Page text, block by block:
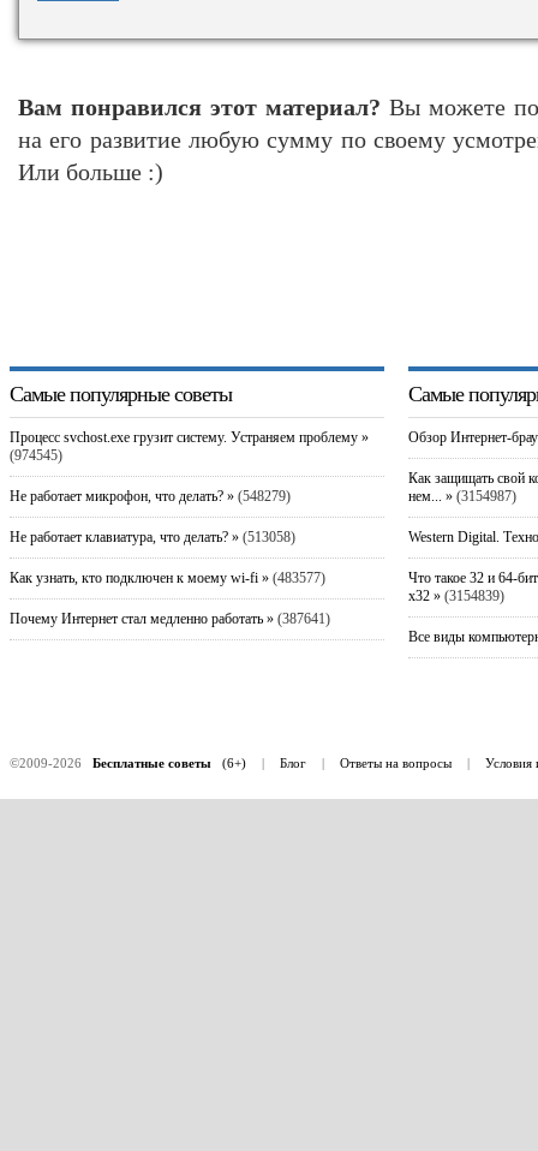
Вам понравился этот материал? Вы можете
на его развитие любую сумму по своему
Или больше :)
Самые популярные советы
Процесс svchost.exe грузит систему. Устраняем проблему »
(974545)
Не работает микрофон, что делать? »(548279)
Не работает клавиатура, что делать? »(513058)
Как узнать, кто подключен к моему wi-fi »(483577)
Почему Интернет стал медленно работать »(387641)
Самые
Обзор Интернет-
Как защищать свой
нем... »(3154987)
Western Digital.
Что такое 32 и 64-
x32 »(3154839)
Все виды
©2009-2026 Бесплатные советы(6+) Блог Ответы на вопросы Условия